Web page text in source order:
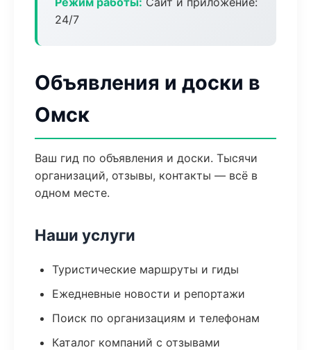
24/7
Объявления и доски в
Омск
Ваш гид по объявления и доски. Тысячи
организаций, отзывы, контакты — всё в
одном месте.
Наши услуги
Туристические маршруты и гиды
Ежедневные новости и репортажи
Поиск по организациям и телефонам
Каталог компаний с отзывами